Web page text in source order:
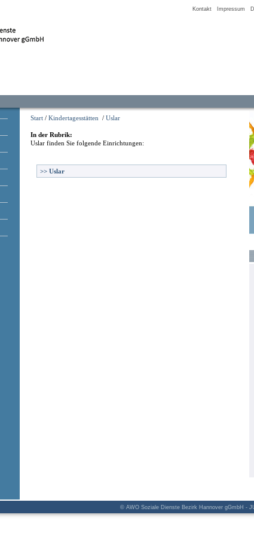
Kontakt Impressum
Start / Kindertagesstätten / Uslar
In der Rubrik:
Uslar finden Sie folgende Einrichtungen:
>> Uslar
© AWO Soziale Dienste Bezirk Hannover gGmbH -